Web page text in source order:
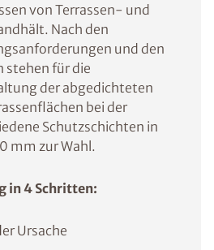
von Terrassen- und
Nach den
und den
stehen für die
der abgedichteten
bei der
Schutzschichten in
mm zur Wahl.
in 4 Schritten:
Ursache